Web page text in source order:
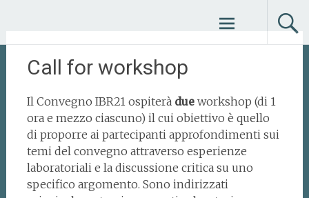
contenuto
Call for workshop
Il Convegno IBR21 ospiterà dueworkshop (di 1
ora e mezzo ciascuno) il cui obiettivo è quello
di proporre ai partecipanti approfondimenti sui
temi del convegno attraverso esperienze
laboratoriali e la discussione critica su uno
specifico argomento. Sono indirizzati